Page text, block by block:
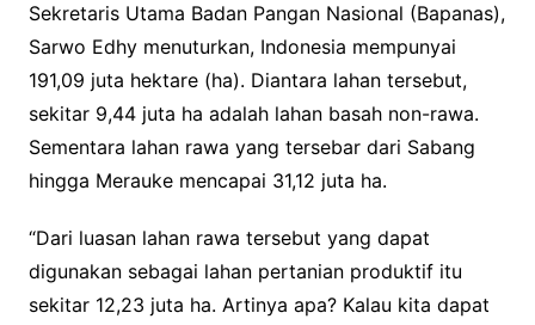
Sekretaris Utama Badan Pangan Nasional (Bapanas),
Sarwo Edhy menuturkan, Indonesia mempunyai
191,09 juta hektare (ha). Diantara lahan tersebut,
sekitar 9,44 juta ha adalah lahan basah non-rawa.
Sementara lahan rawa yang tersebar dari Sabang
hingga Merauke mencapai 31,12 juta ha.
“Dari luasan lahan rawa tersebut yang dapat
digunakan sebagai lahan pertanian produktif itu
sekitar 12,23 juta ha. Artinya apa? Kalau kita dapat